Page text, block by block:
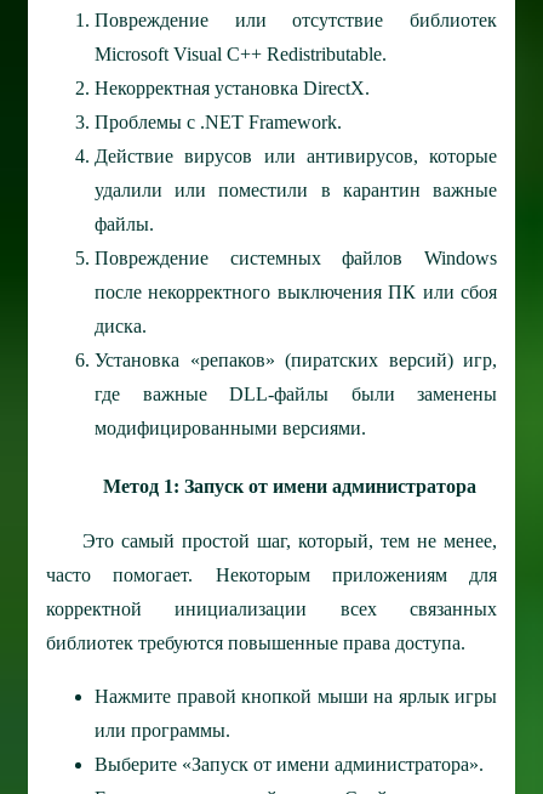
Повреждение или отсутствие библиотек
Microsoft Visual C++ Redistributable.
Некорректная установка DirectX.
Проблемы с .NET Framework.
Действие вирусов или антивирусов, которые
удалили или поместили в карантин важные
файлы.
Повреждение системных файлов Windows
после некорректного выключения ПК или сбоя
диска.
Установка «репаков» (пиратских версий) игр,
где важные DLL-файлы были заменены
модифицированными версиями.
Метод 1: Запуск от имени администратора
Это самый простой шаг, который, тем не менее,
часто помогает. Некоторым приложениям для
корректной инициализации всех связанных
библиотек требуются повышенные права доступа.
Нажмите правой кнопкой мыши на ярлык игры
или программы.
Выберите «Запуск от имени администратора».